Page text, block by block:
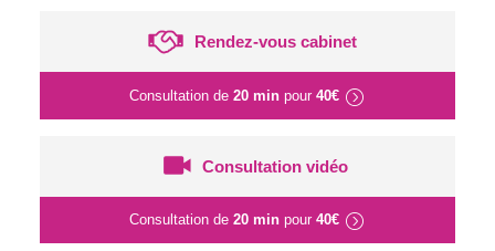
Rendez-vous cabinet
Consultation de 20 min pour 40€
Consultation vidéo
Consultation de 20 min pour 40€